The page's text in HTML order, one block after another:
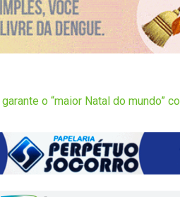
o “maior Natal do mundo”